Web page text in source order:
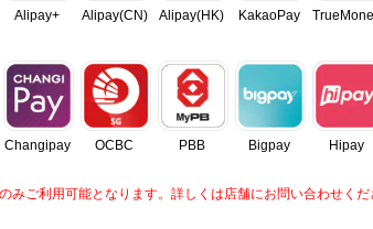
Alipay+ Alipay(CN) Alipay(HK) KakaoPay
Changipay OCBC PBB Bigpay Hipay
ご利用可能となります。詳しくは店舗にお問い合わせくだ